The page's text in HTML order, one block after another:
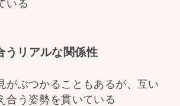
いる
うリアルな関係性
がぶつかることもあるが、互い
合う姿勢を貫いている